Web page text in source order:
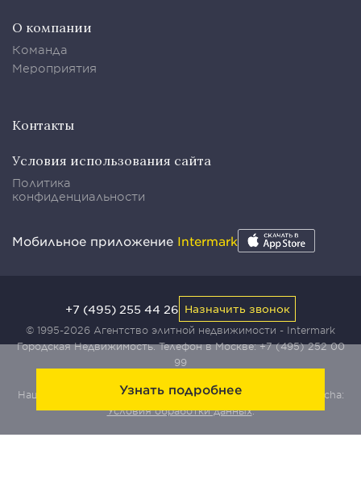
Узнать подробнее
О компании
Команда
Мероприятия
Контакты
Условия использования сайта
Политика
конфиденциальности
Мобильное приложение Intermark
© 1995-2026 Агентство элитной недвижимости - Intermark
Городская Недвижимость. Телефон в Москве:+7 (495) 252 00
99
Наш сайт защищен с помощью сервиса Yandex SmartCaptcha:
Условия обработки данных.
+7 (495) 255 44 26 Назначить звонок